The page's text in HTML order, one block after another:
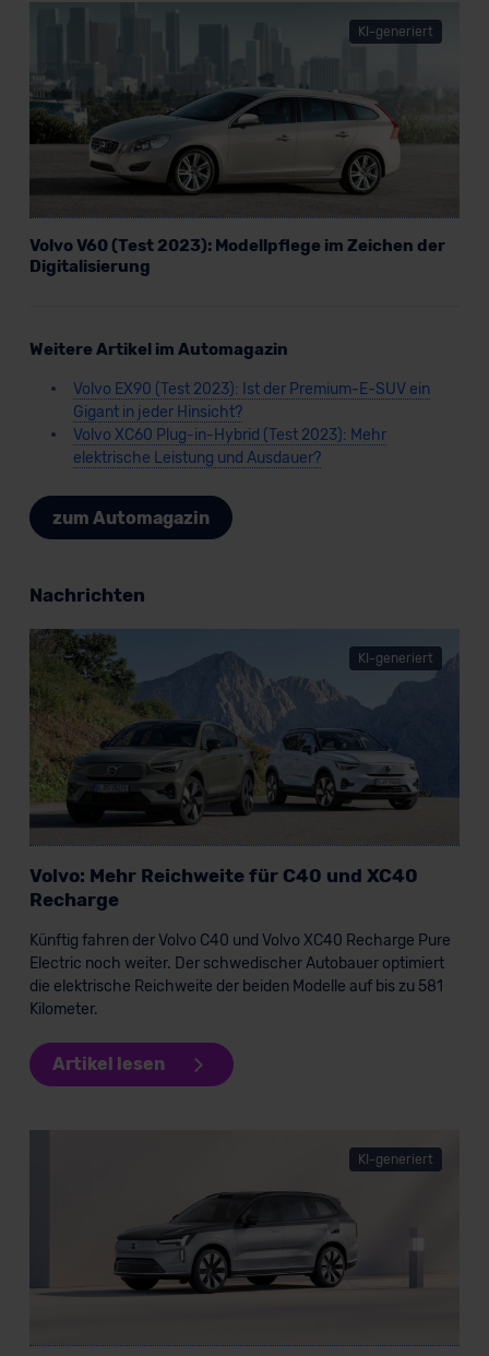
KI-generiert
Volvo V60 (Test 2023): Modellpflege im Zeichen der
Digitalisierung
Weitere Artikel im Automagazin
Volvo EX90 (Test 2023): Ist der Premium-E-SUV ein
Gigant in jeder Hinsicht?
Volvo XC60 Plug-in-Hybrid (Test 2023): Mehr
elektrische Leistung und Ausdauer?
zum Automagazin
Nachrichten
KI-generiert
Volvo: Mehr Reichweite für C40 und XC40
Recharge
Künftig fahren der Volvo C40 und Volvo XC40 Recharge Pure
Electric noch weiter. Der schwedischer Autobauer optimiert
die elektrische Reichweite der beiden Modelle auf bis zu 581
Kilometer.
Artikel lesen
KI-generiert